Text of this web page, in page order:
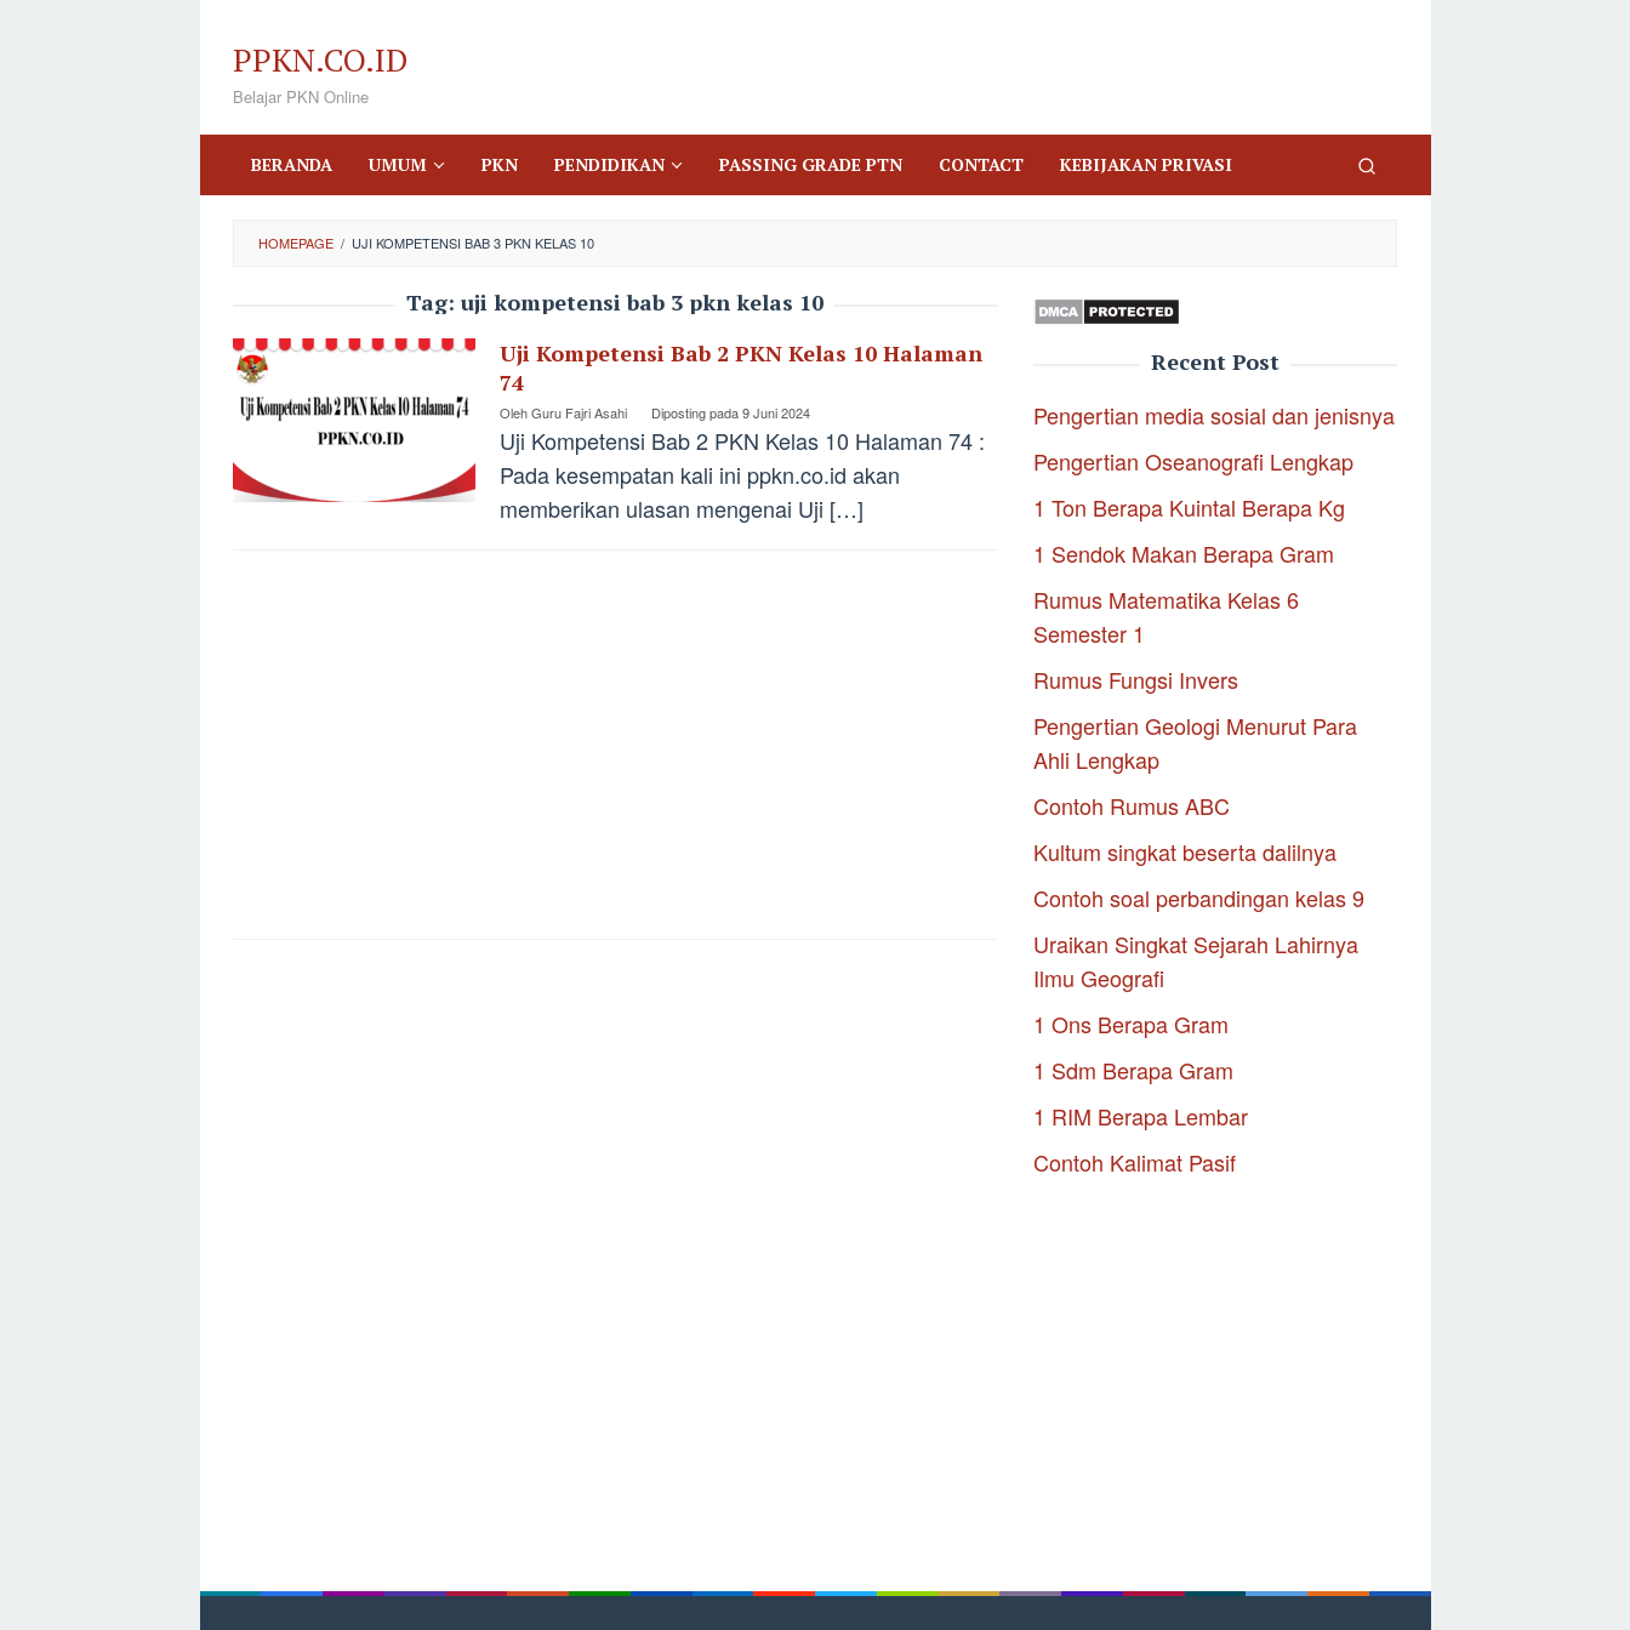
konten
PPKN.CO.ID
Belajar PKN Online
BERANDA UMUM PKN PENDIDIKAN PASSING GRADE PTN CONTACT KEBIJAKAN PRIVASI
HOMEPAGE / UJI KOMPETENSI BAB 3 PKN KELAS 10
Tag: uji kompetensi bab 3 pkn kelas 10
Uji Kompetensi Bab 2 PKN Kelas 10 Halaman
74
OlehGuru Fajri Asahi Diposting pada9 Juni 2024
Uji Kompetensi Bab 2 PKN Kelas 10 Halaman 74 :
Pada kesempatan kali ini ppkn.co.id akan
memberikan ulasan mengenai Uji […]
Recent Post
Pengertian media sosial dan jenisnya
Pengertian Oseanografi Lengkap
1 Ton Berapa Kuintal Berapa Kg
1 Sendok Makan Berapa Gram
Rumus Matematika Kelas 6
Semester 1
Rumus Fungsi Invers
Pengertian Geologi Menurut Para
Ahli Lengkap
Contoh Rumus ABC
Kultum singkat beserta dalilnya
Contoh soal perbandingan kelas 9
Uraikan Singkat Sejarah Lahirnya
Ilmu Geografi
1 Ons Berapa Gram
1 Sdm Berapa Gram
1 RIM Berapa Lembar
Contoh Kalimat Pasif